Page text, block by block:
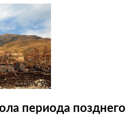
периода позднего